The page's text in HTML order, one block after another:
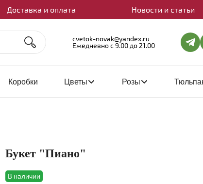
Доставка и оплата Новости и статьи
cvetok-novak@yandex.ru
Ежедневно с 9.00 до 21.00
Коробки Цветы Розы
Букет "Пиано"
В наличии